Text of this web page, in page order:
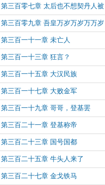
第三百零七章 太后也不想契丹人被
屠戮罢？
第三百零九章 吾皇万岁万岁万万岁
第三百一十一章 未亡人
第三百一十三章 狂言？
第三百一十五章 大汉民族
第三百一十七章 大败金军
第三百一十九章 哥哥，登基罢
第三百二十一章 登基称帝
第三百二十三章 国号国都
第三百二十五章 牛头人来了
第三百二十七章 金戈铁马